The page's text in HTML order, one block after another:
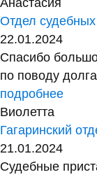
Анастасия
Отдел
22.01.2024
Спасибо
по поводу
подробнее
Виолетта
Гагаринский
21.01.2024
Судебные